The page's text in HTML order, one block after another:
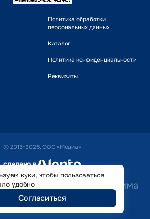
Политика обработки
персональных данных
Каталог
Политика конфиденциальности
Реквизиты
© 2013-2026, ООО «Медиа»
сделано в alente
Необходима
специалиста.
куки, чтобы пользоваться
удобно
Согласиться